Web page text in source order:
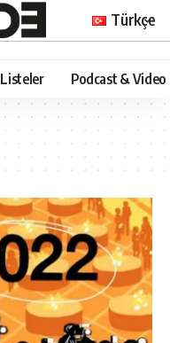
Türkçe
Listeler Podcast & Video